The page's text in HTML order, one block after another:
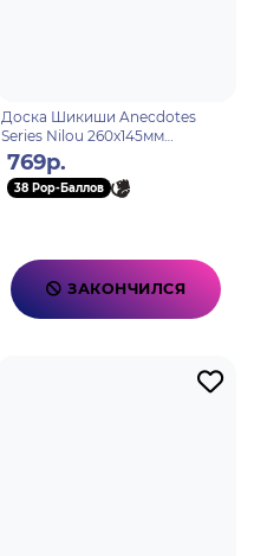
Доска Шикиши Anecdotes
Series Nilou 260x145мм
6976068140825
769р.
38 Pop-Баллов
ЗАКОНЧИЛСЯ